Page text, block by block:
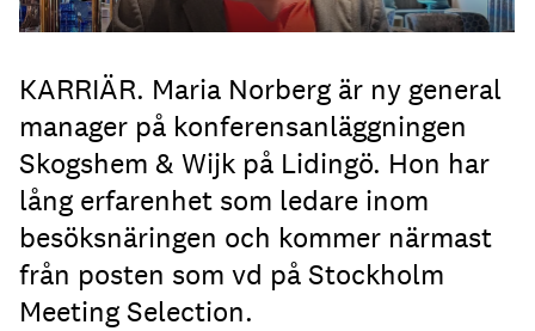
KARRIÄR. Maria Norberg är ny general
manager på konferensanläggningen
Skogshem & Wijk på Lidingö. Hon har
lång erfarenhet som ledare inom
besöksnäringen och kommer närmast
från posten som vd på Stockholm
Meeting Selection.